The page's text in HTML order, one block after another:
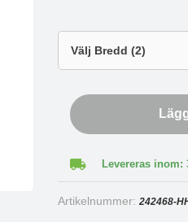
Levereras inom:
Artikelnummer:242468-